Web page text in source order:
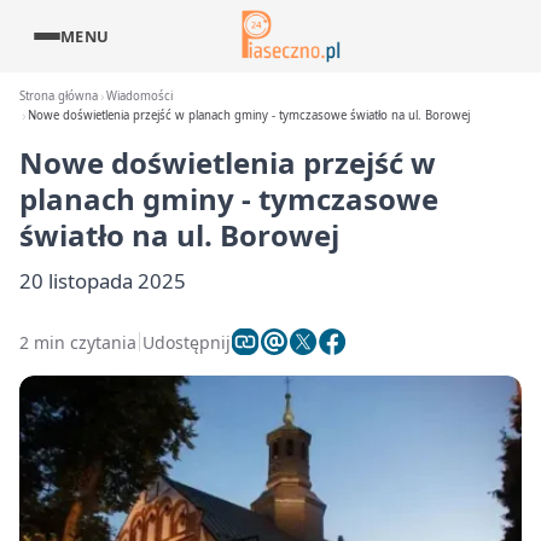
MENU
Strona główna Wiadomości
Nowe doświetlenia przejść w planach gminy - tymczasowe światło na ul. Borowej
Nowe doświetlenia przejść w
planach gminy - tymczasowe
światło na ul. Borowej
20 listopada 2025
2 min czytania Udostępnij